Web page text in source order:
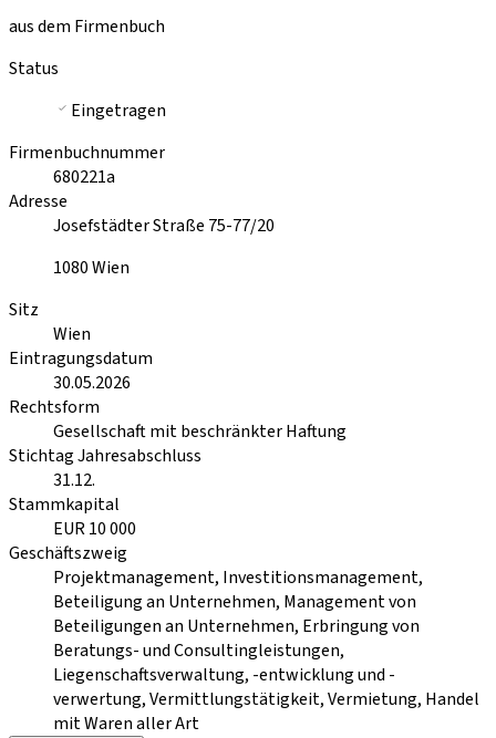
aus dem Firmenbuch
Status
Eingetragen
Firmenbuchnummer
680221a
Adresse
Josefstädter Straße 75-77/20
1080Wien
Sitz
Wien
Eintragungsdatum
30.05.2026
Rechtsform
Gesellschaft mit beschränkter Haftung
Stichtag Jahresabschluss
31.12.
Stammkapital
EUR 10 000
Geschäftszweig
Projektmanagement, Investitionsmanagement,
Beteiligung an Unternehmen, Management von
Beteiligungen an Unternehmen, Erbringung von
Beratungs- und Consultingleistungen,
Liegenschaftsverwaltung, -entwicklung und -
verwertung, Vermittlungstätigkeit, Vermietung, Handel
mit Waren aller Art